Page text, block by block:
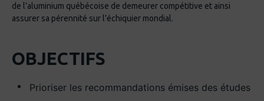
de l’aluminium québécoise de demeurer compétitive et ainsi
assurer sa pérennité sur l’échiquier mondial.
OBJECTIFS
Prioriser les recommandations émises des études